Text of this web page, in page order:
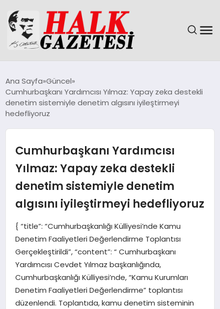
DÜNYA
EKONOMI
MAGAZIN
SAĞLIK
SIYASET
SPOR
TEKNOLOJI
YAŞAM
Ana Sayfa Güncel
Cumhurbaşkanı Yardımcısı Yılmaz: Yapay zeka destekli
denetim sistemiyle denetim algısını iyileştirmeyi
hedefliyoruz
Cumhurbaşkanı Yardımcısı
Yılmaz: Yapay zeka destekli
denetim sistemiyle denetim
algısını iyileştirmeyi hedefliyoruz
{ “title”: “Cumhurbaşkanlığı Külliyesi’nde Kamu
Denetim Faaliyetleri Değerlendirme Toplantısı
Gerçekleştirildi”, “content”: “ Cumhurbaşkanı
Yardımcısı Cevdet Yılmaz başkanlığında,
Cumhurbaşkanlığı Külliyesi’nde, “Kamu Kurumları
Denetim Faaliyetleri Değerlendirme” toplantısı
düzenlendi. Toplantıda, kamu denetim sisteminin